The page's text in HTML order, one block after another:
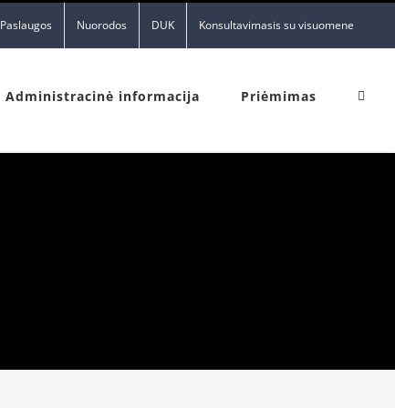
Paslaugos Nuorodos DUK Konsultavimasis su visuomene
Administracinė informacija Priėmimas